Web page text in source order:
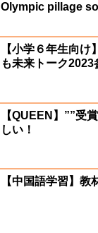
Olympic pillage
【小学６年生向
も未来トーク2023
【QUEEN】””受
しい！
【中国語学習】教